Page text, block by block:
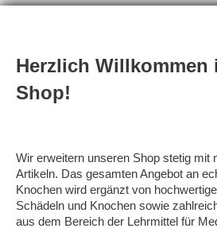
Herzlich Willkommen
Shop!
Wir erweitern unseren Shop stetig mit
Artikeln. Das gesamten Angebot an
Knochen wird ergänzt von
Schädeln und Knochen sowie
aus dem Bereich der Lehrmittel für